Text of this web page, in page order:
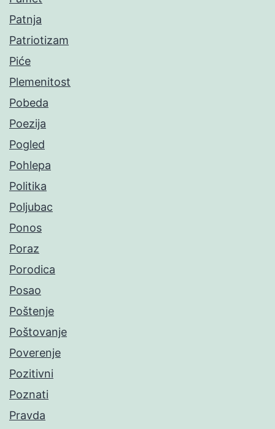
Patnja
Patriotizam
Piće
Plemenitost
Pobeda
Poezija
Pogled
Pohlepa
Politika
Poljubac
Ponos
Poraz
Porodica
Posao
Poštenje
Poštovanje
Poverenje
Pozitivni
Poznati
Pravda